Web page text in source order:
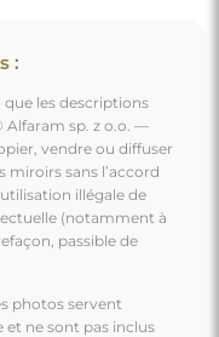
:
les descriptions
Alfaram sp. z o.o. —
vendre ou diffuser
miroirs sans l’accord
illégale de
(notamment à
passible de
photos servent
et ne sont pas inclus